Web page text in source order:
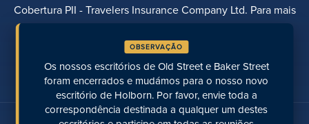
Cobertura PII - Travelers Insurance Company Ltd. Para mais
POLÍTICA DE PRIVACIDADE
TRANSPARÊNCIA
EFETUAR UM PAGAMENTO LOCALIZAÇÕES
PÁGINAS RECENTES
OBSERVAÇÃO
Os nossos escritórios de Old Street e Baker Street
foram encerrados e mudámos para o nosso novo
escritório de Holborn. Por favor, envie toda a
correspondência destinada a qualquer um destes